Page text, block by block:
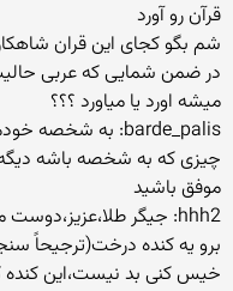
قرآن رو آورد
شم بگو كجای این قران
در ضمن شمایی كه عربی
میشه اورد یا میاورد ؟؟؟
barde_palis: به شخصه خودم مورد 20 رو از نزدیک دیدم
چیزی كه به شخصه باشه
موفق باشید
hhh2: جيگر طلا،عزيز،دوست من،گفتم که امتحان کن اين رو
برو يه کنده درخت(ترجيحاً
خيس کنی بد نيست،اين کنده